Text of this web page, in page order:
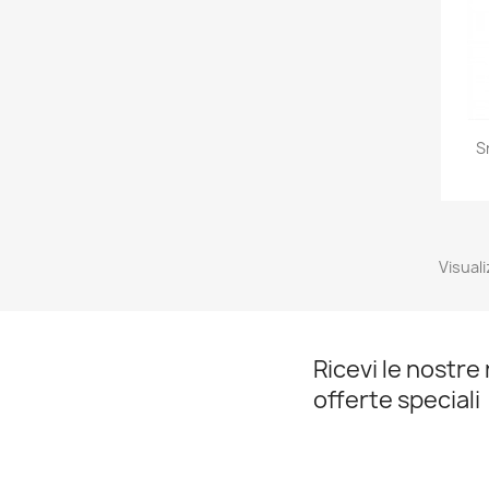
Ricevi le nostre
offerte speciali